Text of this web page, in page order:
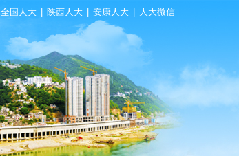
全国人大 陕西人大 安康人大 人大微信